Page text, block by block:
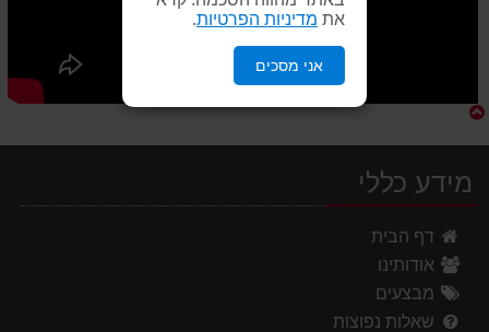
את מדיניות הפרטיות
אני מסכים
מידע כללי
דף הבית
אודותינו
מבצעים
שאלות נפוצות